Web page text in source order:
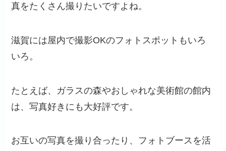
真をたくさん撮りたいですよね。
滋賀には屋内で撮影OKのフォトスポットもいろ
いろ。
たとえば、ガラスの森やおしゃれな美術館の館内
は、写真好きにも大好評です。
お互いの写真を撮り合ったり、フォトブースを活